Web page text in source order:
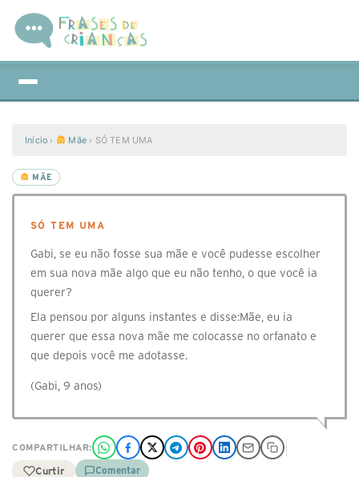
Início › Mãe › SÓ TEM UMA
MÃE
SÓ TEM UMA
Gabi, se eu não fosse sua mãe e você pudesse escolher
em sua nova mãe algo que eu não tenho, o que você ia
querer?
Ela pensou por alguns instantes e disse:Mãe, eu ia
querer que essa nova mãe me colocasse no orfanato e
que depois você me adotasse.
(Gabi, 9 anos)
COMPARTILHAR:
Curtir Comentar